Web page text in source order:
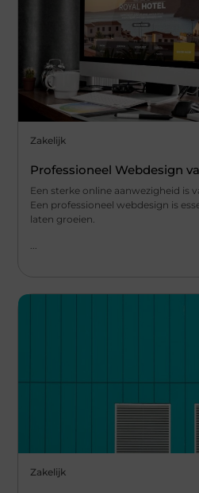
Zakelijk
Professioneel Webdesign
Een sterke online aanwezigheid is
Een professioneel webdesign is
laten groeien.
Zakelijk